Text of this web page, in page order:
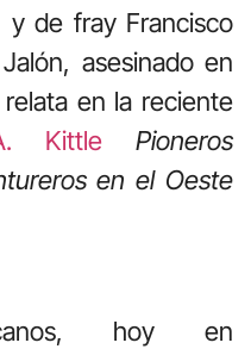
y de fray Francisco
asesinado en
relata en la reciente
Kittle
Pioneros
en el Oeste
hoy en